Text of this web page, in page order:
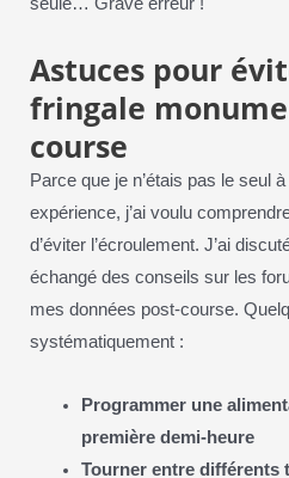
Astuces pour
fringale
course
Parce que je n’étais pas le seul
expérience, j’ai voulu
d’éviter l’écroulement. J’ai
échangé des conseils sur les
mes données post-course.
systématiquement :
Programmer une
première demi-heure
Tourner entre différents